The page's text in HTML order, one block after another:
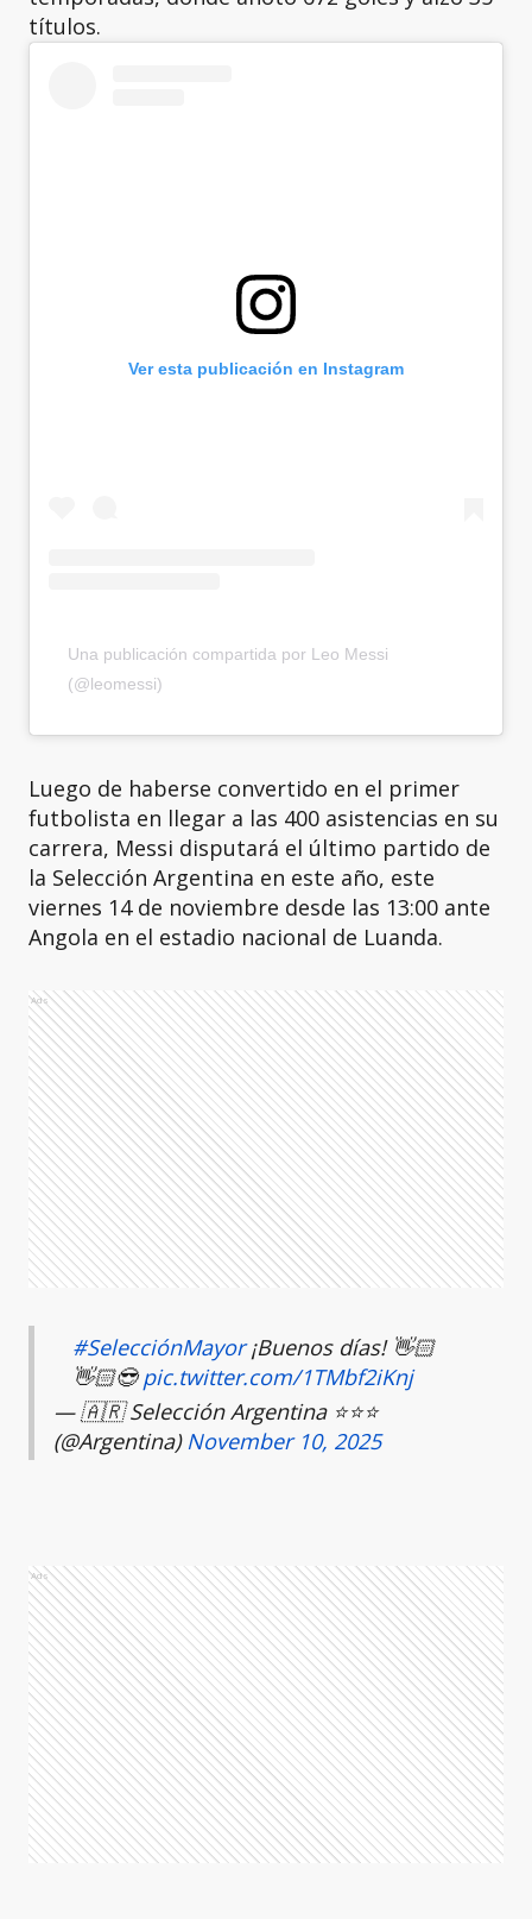
títulos.
Ver esta publicación en Instagram
Una publicación compartida por Leo Messi
(@leomessi)
Luego de haberse convertido en el primer
futbolista en llegar a las 400 asistencias en su
carrera, Messi disputará el último partido de
la Selección Argentina en este año, este
viernes 14 de noviembre desde las 13:00 ante
Angola en el estadio nacional de Luanda.
Ads
#SelecciónMayor¡Buenos días! 👋🏻
👋🏻😎pic.twitter.com/1TMbf2iKnj
— 🇦🇷 Selección Argentina ⭐⭐⭐
(@Argentina) November 10, 2025
Ads